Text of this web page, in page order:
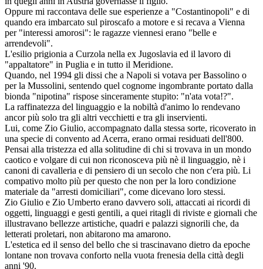
Oppure mi raccontava delle sue esperienze a "Costantinopoli" e di
quando era imbarcato sul piroscafo a motore e si recava a Vienna
per "interessi amorosi": le ragazze viennesi erano "belle e
arrendevoli".
L'esilio prigionia a Curzola nella ex Jugoslavia ed il lavoro di
"appaltatore" in Puglia e in tutto il Meridione.
Quando, nel 1994 gli dissi che a Napoli si votava per Bassolino o
per la Mussolini, sentendo quel cognome ingombrante portato dalla
bionda "nipotina" rispose sinceramente stupito: "n'ata vota!?".
La raffinatezza del linguaggio e la nobiltà d'animo lo rendevano
ancor più solo tra gli altri vecchietti e tra gli inservienti.
Lui, come Zio Giulio, accompagnato dalla stessa sorte, ricoverato in
una specie di convento ad Acerra, erano ormai residuati dell'800.
Pensai alla tristezza ed alla solitudine di chi si trovava in un mondo
caotico e volgare di cui non riconosceva più nè il linguaggio, nè i
canoni di cavalleria e di pensiero di un secolo che non c'era più. Li
compativo molto più per questo che non per la loro condizione
materiale da "arresti domiciliari", come dicevano loro stessi.
Zio Giulio e Zio Umberto erano davvero soli, attaccati ai ricordi di
oggetti, linguaggi e gesti gentili, a quei ritagli di riviste e giornali che
illustravano bellezze artistiche, quadri e palazzi signorili che, da
letterati proletari, non abitarono ma amarono.
L'estetica ed il senso del bello che si trascinavano dietro da epoche
lontane non trovava conforto nella vuota frenesia della città degli
anni '90.